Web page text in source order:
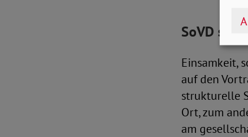
SoVD
Einsamkeit,
auf den
strukturelle
Ort, zum
am